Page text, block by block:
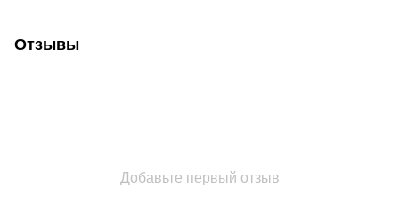
Отзывы
Добавьте первый отзыв